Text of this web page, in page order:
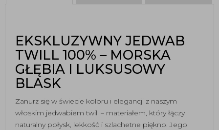
EKSKLUZYWNY JEDWAB
TWILL 100% – MORSKA
GŁĘBIA I LUKSUSOWY
BLASK
Zanurz się w świecie koloru i elegancji z naszym
włoskim jedwabiem twill – materiałem, który łączy
naturalny połysk, lekkość i szlachetne piękno. Jego